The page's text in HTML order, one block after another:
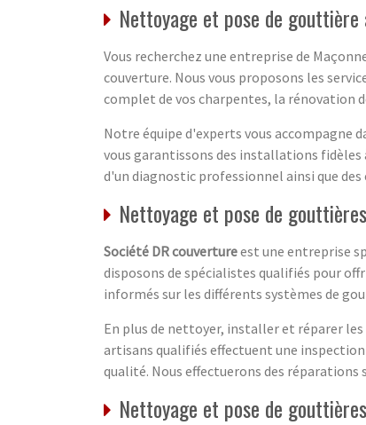
Nettoyage et pose de
Vous recherchez une entreprise de
couverture. Nous vous proposons les
complet de vos charpentes, la rénovation
Notre équipe d'experts vous accompagne
vous garantissons des installations
d'un diagnostic professionnel ainsi que
Nettoyage et pose de
Société DR couvertureest une entreprise
disposons de spécialistes qualifiés pour
informés sur les différents systèmes de
En plus de nettoyer, installer et réparer
artisans qualifiés effectuent une
qualité. Nous effectuerons des réparations
Nettoyage et pose de